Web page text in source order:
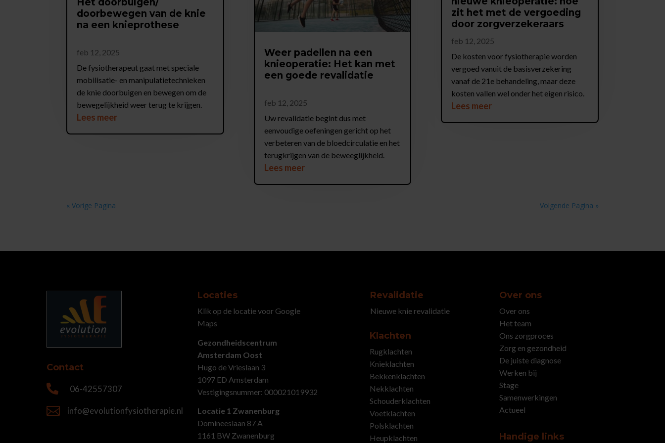
doorbewegen van de knie
na een knieprothese
feb 12, 2025
De fysiotherapeut gaat met speciale
mobilisatie- en manipulatietechnieken
de knie doorbuigen en bewegen om de
bewegelijkheid weer terug te krijgen.
Lees meer
Weer padellen na een
knieoperatie: Het kan met
een goede revalidatie
feb 12, 2025
Uw revalidatie begint dus met
eenvoudige oefeningen gericht op het
verbeteren van de bloedcirculatie en het
terugkrijgen van de beweeglijkheid.
Lees meer
zit het met de vergoeding
door zorgverzekeraars
feb 12, 2025
De kosten voor fysiotherapie worden
vergoed vanuit de basisverzekering
vanaf de 21e behandeling, maar deze
kosten vallen wel onder het eigen risico.
Lees meer
« Vorige Pagina Volgende Pagina »
Contact
 06-42557307
 info@evolutionfysiotherapie.nl
Locaties
Klik op de locatie voor Google
Maps
Gezondheidscentrum
Amsterdam Oost
Hugo de Vrieslaan 3
1097 ED Amsterdam
Vestigingsnummer: 000021019932
Locatie 1 Zwanenburg
Domineeslaan 87 A
1161 BW Zwanenburg
Revalidatie
Nieuwe knie revalidatie
Klachten
Rugklachten
Knieklachten
Bekkenklachten
Nekklachten
Schouderklachten
Voetklachten
Polsklachten
Heupklachten
Over ons
Over ons
Het team
Ons zorgproces
Zorg en gezondheid
De juiste diagnose
Werken bij
Stage
Samenwerkingen
Actueel
Handige links